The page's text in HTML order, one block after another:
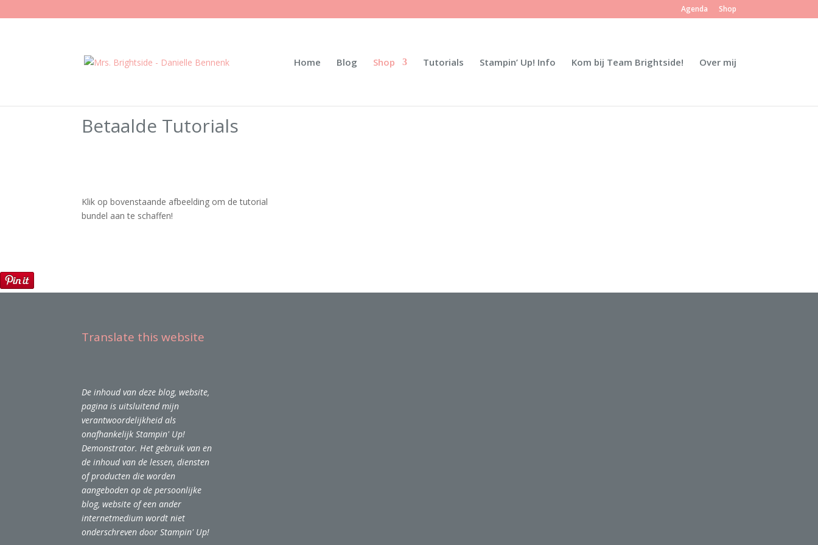
Agenda Shop
Home Blog Shop Tutorials Stampin’ Up! Info Kom bij Team Brightside! Over mij
Betaalde Tutorials
Klik op bovenstaande afbeelding om de tutorial
bundel aan te schaffen!
Translate this website
De inhoud van deze blog, website,
pagina is uitsluitend mijn
verantwoordelijkheid als
onafhankelijk Stampin' Up!
Demonstrator. Het gebruik van en
de inhoud van de lessen, diensten
of producten die worden
aangeboden op de persoonlijke
blog, website of een ander
internetmedium wordt niet
onderschreven door Stampin' Up!